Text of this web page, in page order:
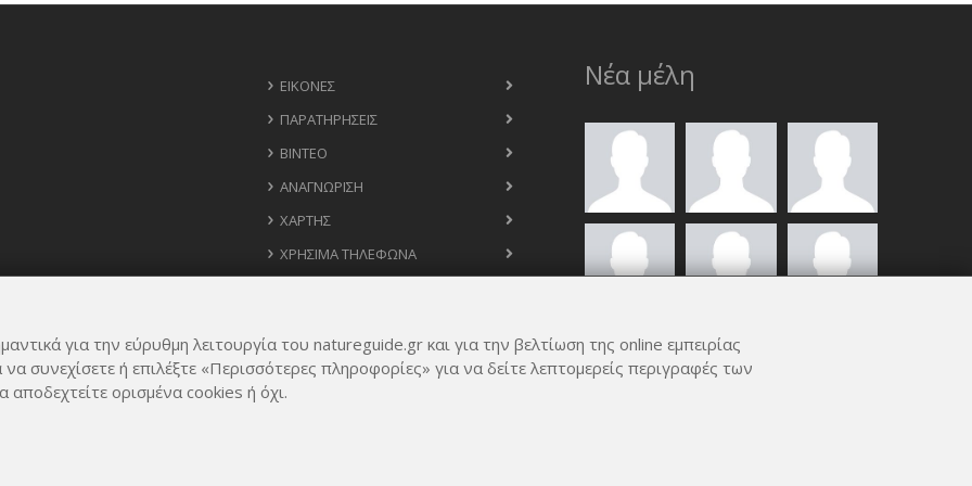
ΕΙΚΌΝΕΣ
ΠΑΡΑΤΗΡΉΣΕΙΣ
ΒΊΝΤΕΟ
ΑΝΑΓΝΏΡΙΣΗ
ΧΆΡΤΗΣ
ΧΡΉΣΙΜΑ ΤΗΛΈΦΩΝΑ
Νέα μέλη
ΟΛΑ ΤΑ ΜΈΛΗ
για την εύρυθμη λειτουργία του natureguide.gr και για την βελτίωση της online εμπειρίας
συνεχίσετε ή επιλέξτε «Περισσότερες πληροφορίες» για να δείτε λεπτομερείς περιγραφές των
ορισμένα cookies ή όχι.